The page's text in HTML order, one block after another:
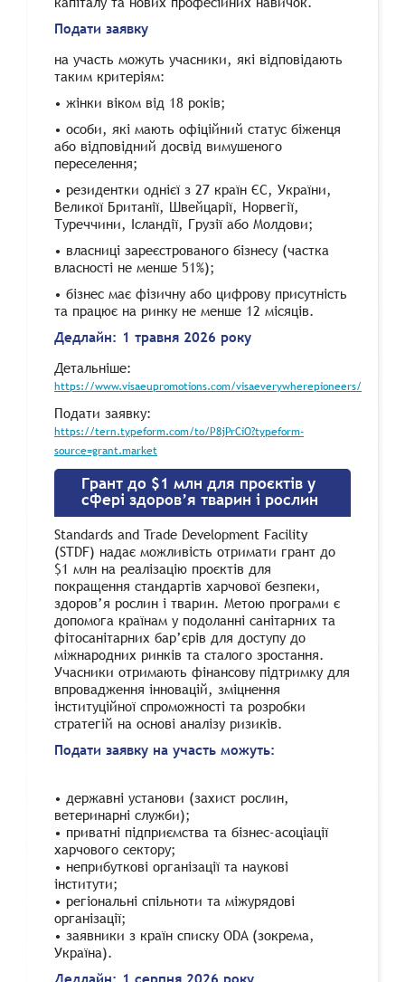
Подати заявку
на участь можуть учасники, які відповідають
таким критеріям:
• жінки віком від 18 років;
• особи, які мають офіційний статус біженця
або відповідний досвід вимушеного
переселення;
• резидентки однієї з 27 країн ЄС, України,
Великої Британії, Швейцарії, Норвегії,
Туреччини, Ісландії, Грузії або Молдови;
• власниці зареєстрованого бізнесу (частка
власності не менше 51%);
• бізнес має фізичну або цифрову присутність
та працює на ринку не менше 12 місяців.
Дедлайн: 1 травня 2026 року
Детальніше:
https://www.visaeupromotions.com/visaeverywherepioneers/
Подати заявку:
https://tern.typeform.com/to/P8jPrCiO?typeform-
source=grant.market
Грант до $1 млн для проєктів у
сфері здоров’я тварин і рослин
Standards and Trade Development Facility
(STDF) надає можливість отримати грант до
$1 млн на реалізацію проєктів для
покращення стандартів харчової безпеки,
здоров’я рослин і тварин. Метою програми є
допомога країнам у подоланні санітарних та
фітосанітарних бар’єрів для доступу до
міжнародних ринків та сталого зростання.
Учасники отримають фінансову підтримку для
впровадження інновацій, зміцнення
інституційної спроможності та розробки
стратегій на основі аналізу ризиків.
Подати заявку на участь можуть:
• державні установи (захист рослин,
ветеринарні служби);
• приватні підприємства та бізнес-асоціації
харчового сектору;
• неприбуткові організації та наукові
інститути;
• регіональні спільноти та міжурядові
організації;
• заявники з країн списку ODA (зокрема,
Україна).